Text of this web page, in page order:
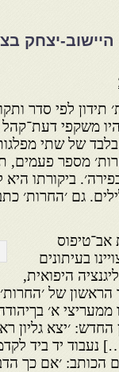
היישוב-יצחק
לפי סדר
היו משקפי
בלבד של שתי
מספר פעמים,
ביקורתו
גם ׳החרות׳
אב־טיפוס
בעיתונים
היפואית,
הראשון של
ממעריצי א׳
החדש: ׳יצא
יד ביד
הכותב: ׳אם כך